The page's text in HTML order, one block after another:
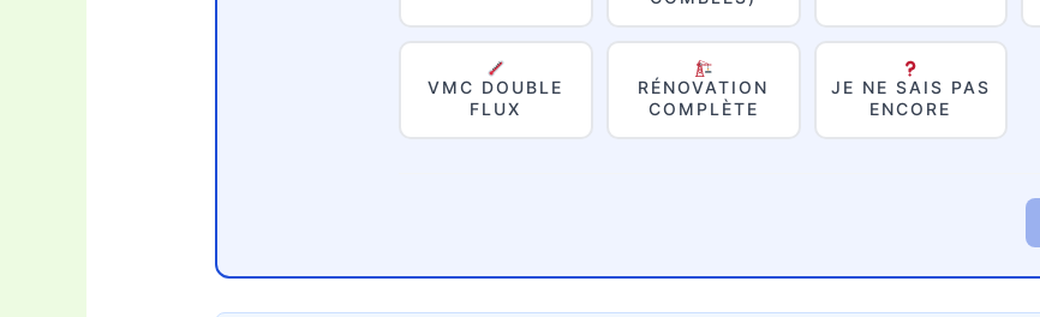
VMC DOUBLE
FLUX
RÉNOVATION
COMPLÈTE
JE NE SAIS PAS
ENCORE